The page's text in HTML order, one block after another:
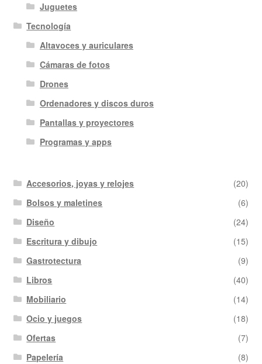
Juguetes
Tecnología
Altavoces y auriculares
Cámaras de fotos
Drones
Ordenadores y discos duros
Pantallas y proyectores
Programas y apps
Accesorios, joyas y relojes
(20)
Bolsos y maletines
(6)
Diseño
(24)
Escritura y dibujo
(15)
Gastrotectura
(9)
Libros
(40)
Mobiliario
(14)
Ocio y juegos
(18)
Ofertas
(7)
Papelería
(8)